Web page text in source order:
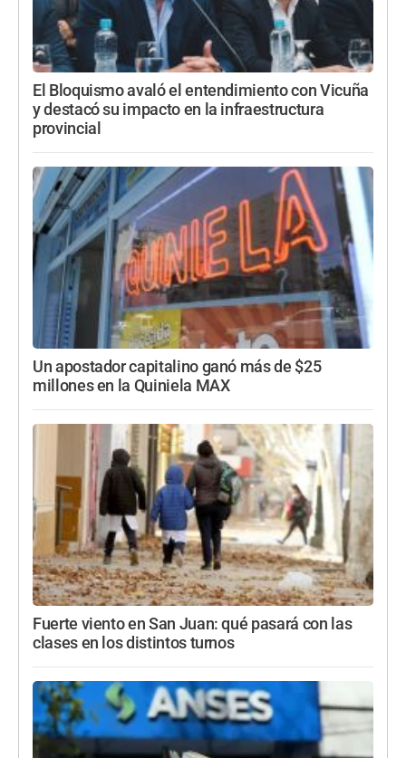
El Bloquismo avaló el entendimiento con Vicuña
y destacó su impacto en la infraestructura
provincial
Un apostador capitalino ganó más de $25
millones en la Quiniela MAX
Fuerte viento en San Juan: qué pasará con las
clases en los distintos turnos